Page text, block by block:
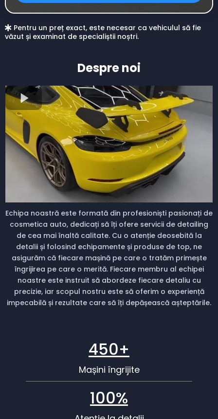
Pentru un preț exact, este necesar ca vehiculul să fie
văzut și examinat de specialiștii noștri.
Despre noi
Echipa noastră este formată din profesioniști pasionați de
cosmetica auto, dedicați să îți ofere servicii de detailing
de cea mai înaltă calitate. Cu o atenție deosebită la
detalii și folosind echipamente și produse de top, ne
asigurăm că fiecare mașină pe care o tratăm primește
îngrijirea pe care o merită. Fiecare membru al echipei
noastre este instruit să abordeze fiecare detaliu cu
precizie, iar scopul nostru este să oferim o experiență
impecabilă și rezultate care să îți depășească așteptările.
450+
Mașini îngrijite
100%